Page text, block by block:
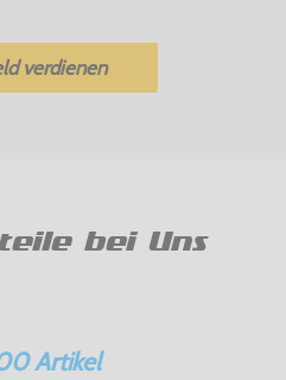
verdienen
bei Uns
Artikel